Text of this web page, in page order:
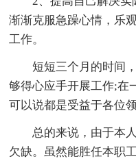
渐渐克服急躁心情，乐
工作。
短短三个月的时间，
够得心应手开展工作;在
可以说都是受益于各位
总的来说，由于本人
欠缺。虽然能胜任本职